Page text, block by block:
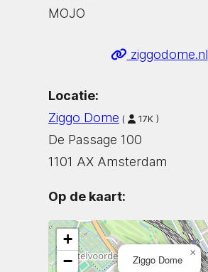
MOJO
ziggodome.nl
Locatie:
Ziggo Dome ( 17K )
De Passage 100
1101 AX Amsterdam
Op de kaart:
Ziggo Dome
×
+
−